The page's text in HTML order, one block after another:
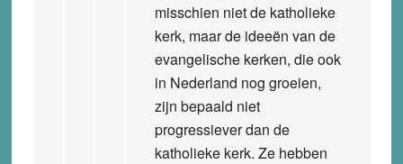
misschien niet de katholieke
kerk, maar de ideeën van de
evangelische kerken, die ook
in Nederland nog groeien,
zijn bepaald niet
progressiever dan de
katholieke kerk. Ze hebben